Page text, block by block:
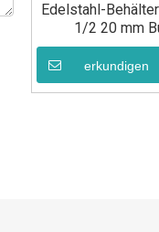
Edelstahl-
1/2 20 mm
erkundigen